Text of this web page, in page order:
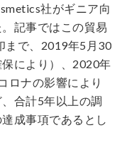
社がギニア向
記事ではこの貿易
まで、2019年5月30
により）、2020年
ロナの影響により
合計5年以上の調
成事項であるとし